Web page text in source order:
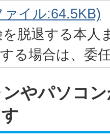
イル:64.5KB)
脱退する本人
る場合は、委
やパソコ